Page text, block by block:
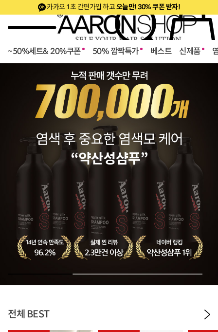
카카오 1초 간편가입 하고오늘만! 30% 쿠폰 받자!
~50%세트& 20%쿠폰 50% 깜짝특가 베스트 신제품
전체 BEST